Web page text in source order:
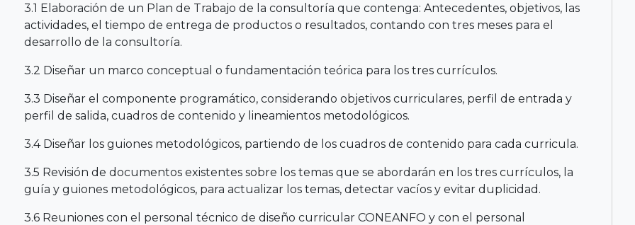
3.1 Elaboración de un Plan de Trabajo de la consultoría que contenga: Antecedentes, objetivos, las
actividades, el tiempo de entrega de productos o resultados, contando con tres meses para el
desarrollo de la consultoría.
3.2 Diseñar un marco conceptual o fundamentación teórica para los tres currículos.
3.3 Diseñar el componente programático, considerando objetivos curriculares, perfil de entrada y
perfil de salida, cuadros de contenido y lineamientos metodológicos.
3.4 Diseñar los guiones metodológicos, partiendo de los cuadros de contenido para cada curricula.
3.5 Revisión de documentos existentes sobre los temas que se abordarán en los tres currículos, la
guía y guiones metodológicos, para actualizar los temas, detectar vacíos y evitar duplicidad.
3.6 Reuniones con el personal técnico de diseño curricular CONEANFO y con el personal